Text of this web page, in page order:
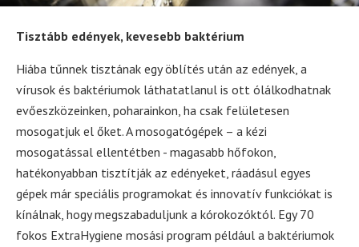
Tisztább edények, kevesebb baktérium
Hiába tűnnek tisztának egy öblítés után az edények, a
vírusok és baktériumok láthatatlanul is ott ólálkodhatnak
evőeszközeinken, poharainkon, ha csak felületesen
mosogatjuk el őket. A mosogatógépek – a kézi
mosogatással ellentétben - magasabb hőfokon,
hatékonyabban tisztítják az edényeket, ráadásul egyes
gépek már speciális programokat és innovatív funkciókat is
kínálnak, hogy megszabaduljunk a kórokozóktól. Egy 70
fokos ExtraHygiene mosási program például a baktériumok